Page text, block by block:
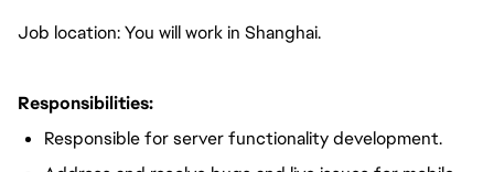
Job location: You will work in Shanghai.
Responsibilities:
Responsible for server functionality development.